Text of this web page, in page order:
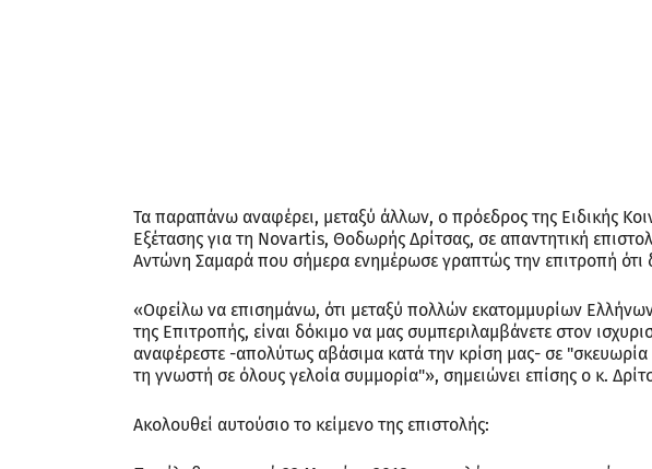
Τα παραπάνω αναφέρει, μεταξύ άλλων, ο πρόεδρος της Ειδικής
Εξέτασης για τη Novartis, Θοδωρής Δρίτσας, σε απαντητική
Αντώνη Σαμαρά που σήμερα ενημέρωσε γραπτώς την επιτροπή ότι
«Οφείλω να επισημάνω, ότι μεταξύ πολλών εκατομμυρίων
της Επιτροπής, είναι δόκιμο να μας συμπεριλαμβάνετε στον
αναφέρεστε -απολύτως αβάσιμα κατά την κρίση μας- σε
τη γνωστή σε όλους γελοία συμμορία"», σημειώνει επίσης ο κ.
Ακολουθεί αυτούσιο το κείμενο της επιστολής: